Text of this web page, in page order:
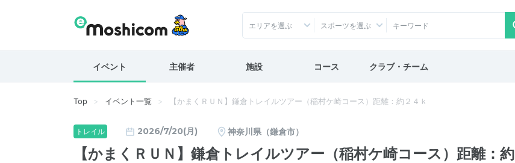
エリアを選ぶ スポーツを選ぶ
イベント 主催者 施設 コース クラブ・チーム
Top イベント一覧 【かまくＲＵＮ】鎌倉トレイルツアー（稲村ケ崎コース）距離：約２４ｋ
トレイル 2026/7/20(月) 神奈川県（鎌倉市）
【かまくＲＵＮ】鎌倉トレイルツアー（稲村ケ崎コース）距離：約